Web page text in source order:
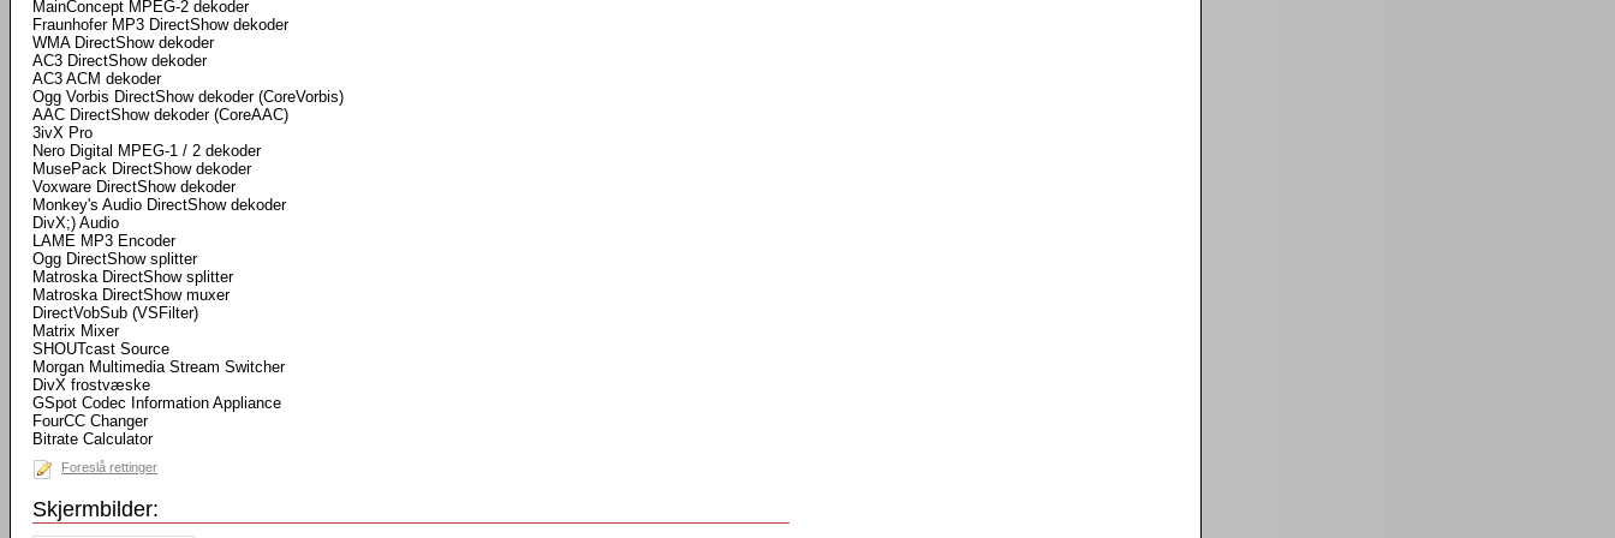
MainConcept MPEG-2 dekoder
Fraunhofer MP3 DirectShow dekoder
WMA DirectShow dekoder
AC3 DirectShow dekoder
AC3 ACM dekoder
Ogg Vorbis DirectShow dekoder (CoreVorbis)
AAC DirectShow dekoder (CoreAAC)
3ivX Pro
Nero Digital MPEG-1 / 2 dekoder
MusePack DirectShow dekoder
Voxware DirectShow dekoder
Monkey's Audio DirectShow dekoder
DivX;) Audio
LAME MP3 Encoder
Ogg DirectShow splitter
Matroska DirectShow splitter
Matroska DirectShow muxer
DirectVobSub (VSFilter)
Matrix Mixer
SHOUTcast Source
Morgan Multimedia Stream Switcher
DivX frostvæske
GSpot Codec Information Appliance
FourCC Changer
Bitrate Calculator
Foreslå rettinger
Skjermbilder: